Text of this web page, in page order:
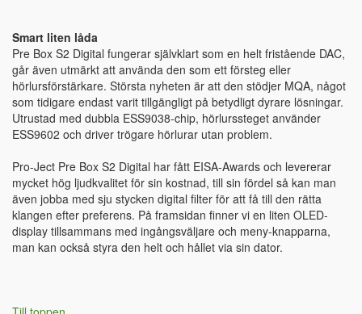
Smart liten låda
Pre Box S2 Digital fungerar självklart som en helt fristående DAC,
går även utmärkt att använda den som ett försteg eller
hörlursförstärkare. Största nyheten är att den stödjer MQA, något
som tidigare endast varit tillgängligt på betydligt dyrare lösningar.
Utrustad med dubbla ESS9038-chip, hörlurssteget använder
ESS9602 och driver trögare hörlurar utan problem.
Pro-Ject Pre Box S2 Digital har fått EISA-Awards och levererar
mycket hög ljudkvalitet för sin kostnad, till sin fördel så kan man
även jobba med sju stycken digital filter för att få till den rätta
klangen efter preferens. På framsidan finner vi en liten OLED-
display tillsammans med ingångsväljare och meny-knapparna,
man kan också styra den helt och hållet via sin dator.